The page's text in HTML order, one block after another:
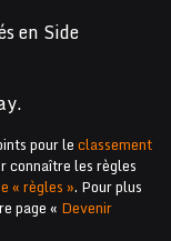
en Side
pour le classement
connaître les règles
« règles ». Pour plus
page « Devenir